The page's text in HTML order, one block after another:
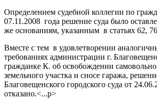
Определением судебной коллегии по
07.11.2008 года решение суда было
же основаниям, указанным в статьях 62,
Вместе с тем в удовлетворении
требованиях администрации г.
гражданке К. об освобождении самовольно
земельного участка и сносе гаража,
Благовещенского городского суда от
отказано.<...p>